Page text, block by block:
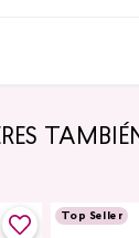
Top Seller